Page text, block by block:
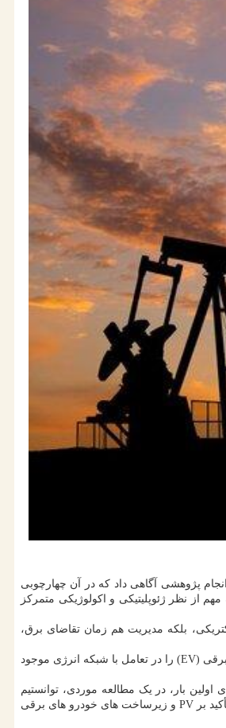
پژوهشی آگاهی داد که در آن چهارچوبی
نظر ژئوپلیتیکی و اکولوژیکی متمرکز
بلکه مدیریت هم زمان تقاضای برق،
استاد دانشکده مهندسی انرژی و منابع پایدار در این پروژه، اشاره کرد: کوشیدیم با نگاهی جامع، مدل سازی یک سیستم انرژی ترکیبی مبتنی بر پنل های خورشیدی (PV) و خودرو های برقی (EV) را در تعامل با شبکه انرژی موجود
بار، در یک مطالعه موردی، توانستیم
مصرف انرژی و سوخت در یک جزیره راهبردی مانند قشم را مدل سازی نماییم. این پیش بینی ها به ما اجازه می دهد تا ظرفیتهای ضروری جهت توسعه آینده سیستم انرژی جزیره با تأکید بر PV و زیرساخت های خودرو های برقی